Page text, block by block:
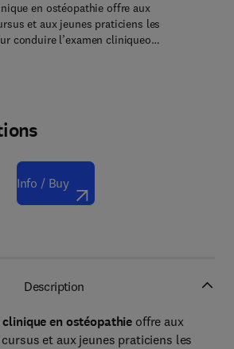
en ostéopathie offre aux
et aux jeunes praticiens les
conduire l’examen cliniqueo…
Info / Buy
Description
clinique en ostéopathie offre aux
et aux jeunes praticiens les